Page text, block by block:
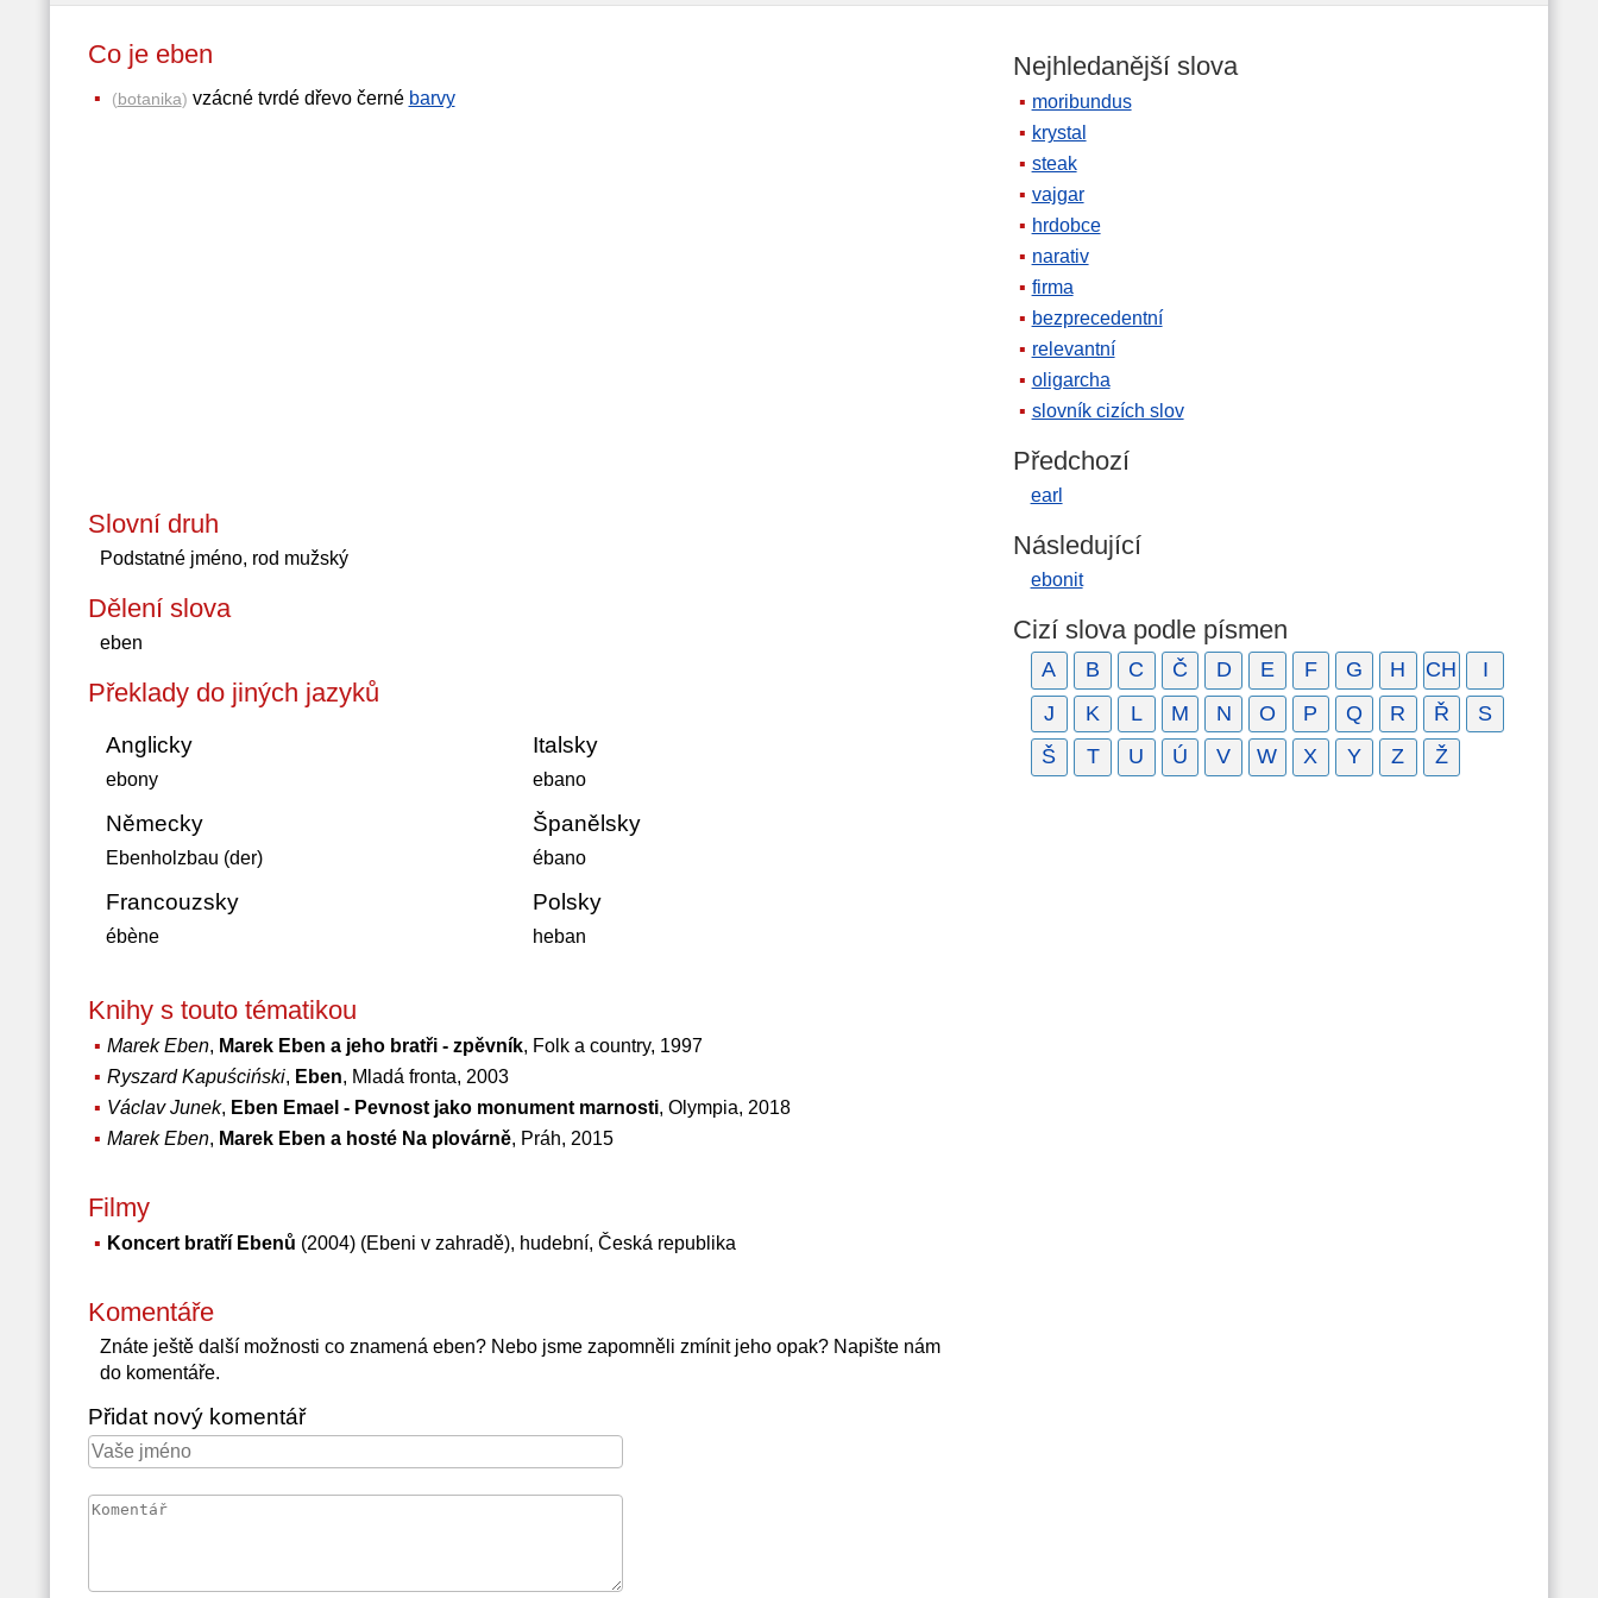
Co je eben
(botanika) vzácné tvrdé dřevo černé barvy
Slovní druh
Podstatné jméno, rod mužský
Dělení slova
eben
Překlady do jiných jazyků
Anglicky
ebony
Německy
Ebenholzbau (der)
Francouzsky
ébène
Italsky
ebano
Španělsky
ébano
Polsky
heban
Knihy s touto tématikou
Marek Eben, Marek Eben a jeho bratři - zpěvník, Folk a country, 1997
Ryszard Kapuściński, Eben, Mladá fronta, 2003
Václav Junek, Eben Emael - Pevnost jako monument marnosti, Olympia, 2018
Marek Eben, Marek Eben a hosté Na plovárně, Práh, 2015
Filmy
Koncert bratří Ebenů (2004) (Ebeni v zahradě), hudební, Česká republika
Komentáře
Znáte ještě další možnosti co znamená eben? Nebo jsme zapomněli zmínit jeho opak? Napište nám
do komentáře.
Přidat nový komentář
Nejhledanější slova
moribundus
krystal
steak
vajgar
hrdobce
narativ
firma
bezprecedentní
relevantní
oligarcha
slovník cizích slov
Předchozí
earl
Následující
ebonit
Cizí slova podle písmen
A B C Č D E F G H CH
I
J
K L M N O P Q R Ř
S
Š
T U Ú V W X Y Z Ž